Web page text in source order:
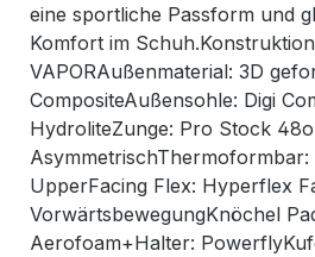
eine sportliche Passform und
Komfort im
VAPORAußenmaterial: 3D
CompositeAußensohle: Digi
HydroliteZunge: Pro Stock
UpperFacing Flex: Hyperflex
VorwärtsbewegungKnöchel
Aerofoam+Halter: